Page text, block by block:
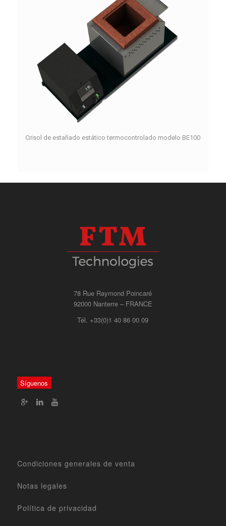
Crisol de estañado estático termocontrolado modelo BE100
78 Rue Raymond Poincaré
92000 Nanterre – FRANCE
Tél. +33(0)1 40 86 00 09
Síguenos
Condiciones generales de venta
Notas legales
Política de privacidad